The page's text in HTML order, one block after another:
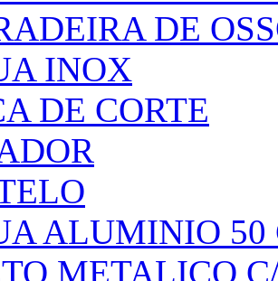
DE
INOX
DE CORTE
ALUMINIO 50
METALICO